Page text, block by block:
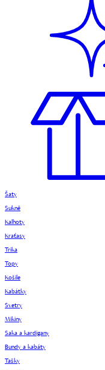
Šaty
Sukně
Kalhoty
Kraťasy
Trika
Topy
Košile
Kabátky
Svetry
Mikiny
Saka a kardigany
Bundy a kabáty
Tašky